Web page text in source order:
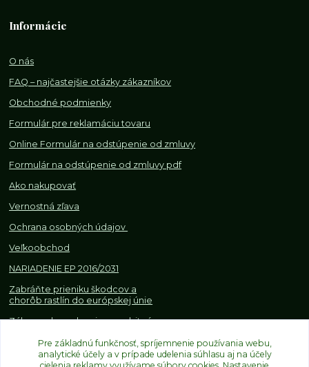
Informácie
O nás
FAQ – najčastejšie otázky zákazníkov
Obchodné podmienky
Formulár pre reklamáciu tovaru
Online Formulár na odstúpenie od zmluvy
Formulár na odstúpenie od zmluvy pdf
Ako nakupovať
Vernostná zľava
Ochrana osobných údajov
Veľkoobchod
NARIADENIE EP 2016/2031
Zabráňte prieniku škodcov a
chorôb rastlín do európskej únie
Zákazy, obmedzenia a osobitné
obchodovaní s rastlinami
Pre základnú funkčnosť, spríjemnenie používania webu,
analytické účely a v prípade udelenia súhlasu aj na účely